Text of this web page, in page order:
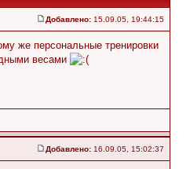
Добавлено: 15.09.05, 19:44:15
же персональные тренировки
весами
Добавлено: 16.09.05, 15:02:37